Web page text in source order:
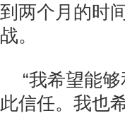
到两个月的时
战。
“我希望能
此信任。我也